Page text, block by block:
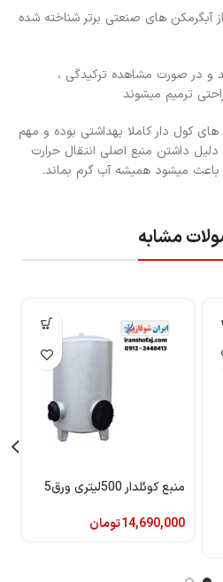
آبگرمکن های صنعتی برتر شناخته شده
و در صورت مشاهده ترکیدگی ،
ترمیم میشوند
کول دار کاملا بهداشتی بوده و مهم
داشتن منبع اصلی انتقال حرارت
باعث میشود همیشه آب گرم بماند.
مشابه
منبع کوئلدار 500لیتری ورق5
14,690,000تومان